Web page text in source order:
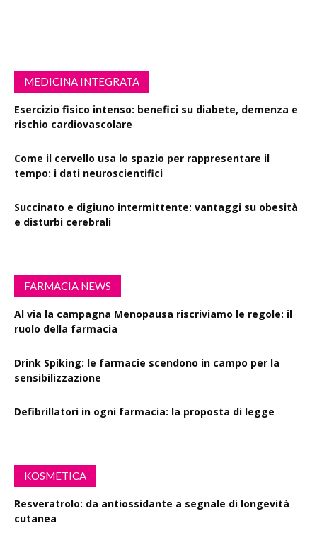
MEDICINA INTEGRATA
Esercizio fisico intenso: benefici su diabete, demenza e
rischio cardiovascolare
Come il cervello usa lo spazio per rappresentare il
tempo: i dati neuroscientifici
Succinato e digiuno intermittente: vantaggi su obesità
e disturbi cerebrali
FARMACIA NEWS
Al via la campagna Menopausa riscriviamo le regole: il
ruolo della farmacia
Drink Spiking: le farmacie scendono in campo per la
sensibilizzazione
Defibrillatori in ogni farmacia: la proposta di legge
KOSMETICA
Resveratrolo: da antiossidante a segnale di longevità
cutanea